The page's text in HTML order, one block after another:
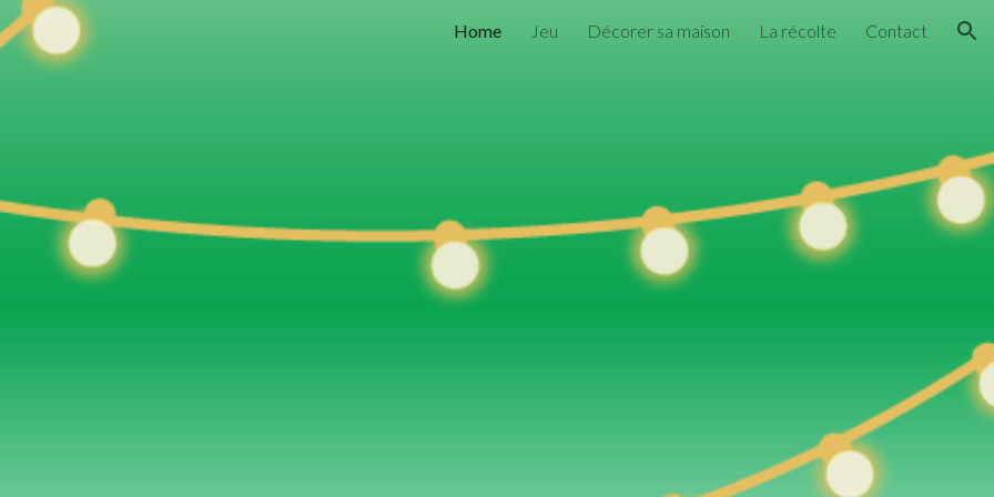
to main content Skip to navigation
Home Jeu Décorer sa maison La récolte Contact